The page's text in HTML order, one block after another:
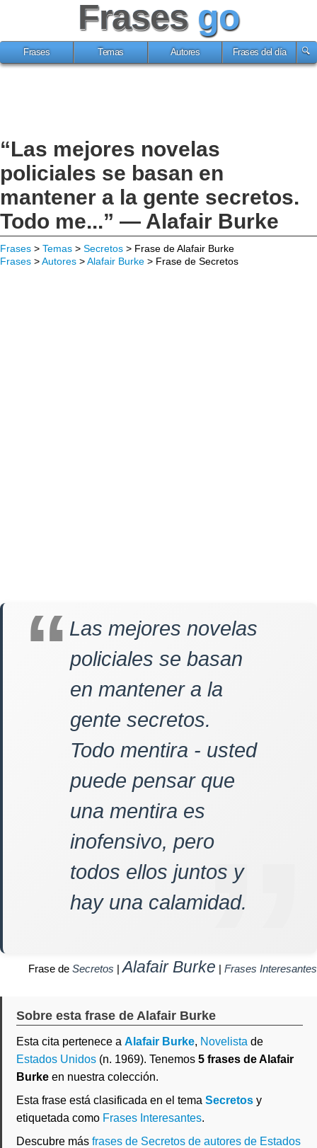
Frases go
Frases Temas Autores Frases del día
“Las mejores novelas
policiales se basan en
mantener a la gente secretos.
Todo me...” — Alafair Burke
Frases > Temas > Secretos > Frase de Alafair Burke
Frases >Autores >Alafair Burke > Frase de Secretos
Las mejores novelas
policiales se basan
en mantener a la
gente secretos.
Todo mentira - usted
puede pensar que
una mentira es
inofensivo, pero
todos ellos juntos y
hay una calamidad.
Frase de Secretos |Alafair Burke | Frases Interesantes
Sobre esta frase de Alafair Burke
Esta cita pertenece a Alafair Burke, Novelista de
Estados Unidos (n. 1969). Tenemos 5 frases de Alafair
Burke en nuestra colección.
Esta frase está clasificada en el tema Secretos y
etiquetada como Frases Interesantes.
Descubre más frases de Secretos de autores de Estados